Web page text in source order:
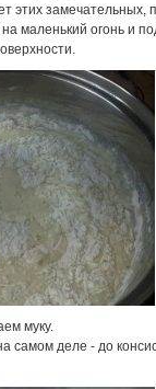
этих
маленький огонь и
муку.
самом деле - до